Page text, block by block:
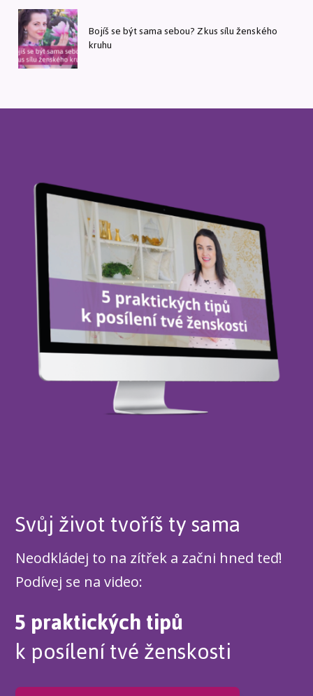
Bojíš se být sama sebou? Zkus sílu ženského
kruhu
Svůj život tvoříš ty sama
Neodkládej to na zítřek a začni hned teď!
Podívej se na video:
5 praktických tipů
k posílení tvé ženskosti